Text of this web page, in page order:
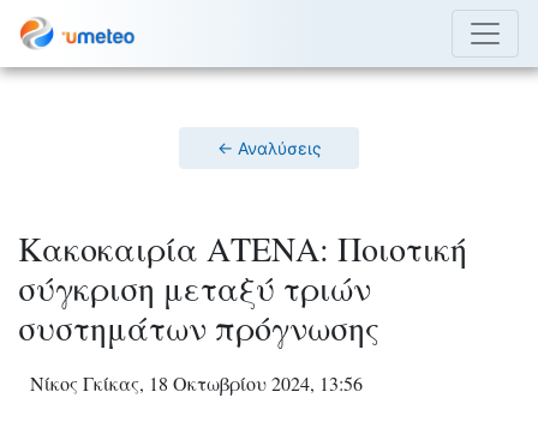
← Αναλύσεις
Κακοκαιρία ΑΤΕΝΑ: Ποιοτική
σύγκριση μεταξύ τριών
συστημάτων πρόγνωσης
Νίκος Γκίκας, 18 Οκτωβρίου 2024, 13:56